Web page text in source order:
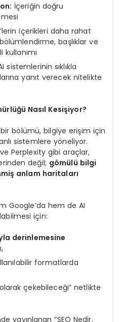
İçeriğin doğru
içerikleri daha rahat
başlıklar ve
sistemlerinin sıklıkla
yanıt verecek nitelikte
Nasıl Kesişiyor?
bir bölümü, bilgiye erişim için
sistemlere yöneliyor.
Perplexity gibi araçlar,
değil; gömülü bilgi
anlam haritaları
Google’da hem de AI
için:
derinlemesine
formatlarda
çekebileceği” netlikte
yayınlanan “SEO Nedir,